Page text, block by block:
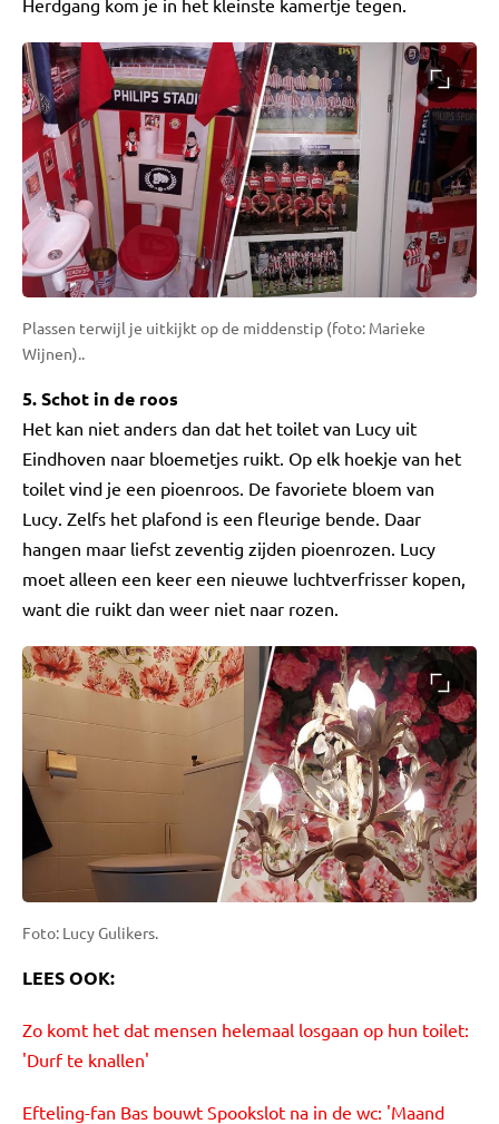
Plassen terwijl je uitkijkt op de middenstip (foto: Marieke
Wijnen)..
5. Schot in de roos
Het kan niet anders dan dat het toilet van Lucy uit
Eindhoven naar bloemetjes ruikt. Op elk hoekje van het
toilet vind je een pioenroos. De favoriete bloem van
Lucy. Zelfs het plafond is een fleurige bende. Daar
hangen maar liefst zeventig zijden pioenrozen. Lucy
moet alleen een keer een nieuwe luchtverfrisser kopen,
want die ruikt dan weer niet naar rozen.
Foto: Lucy Gulikers.
LEES OOK:
Zo komt het dat mensen helemaal losgaan op hun toilet:
'Durf te knallen'
Efteling-fan Bas bouwt Spookslot na in de wc: 'Maand